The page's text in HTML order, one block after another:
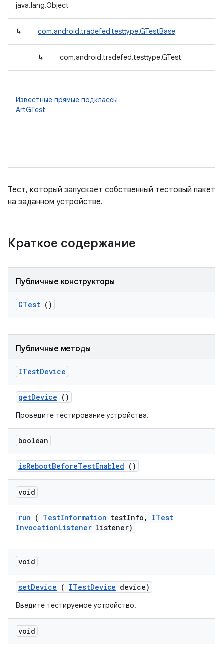
java.lang.Object
↳ com.android.tradefed.testtype.GTestBase
↳ com.android.tradefed.testtype.GTest
Известные прямые подклассы
ArtGTest
Тест, который запускает собственный тестовый пакет
на заданном устройстве.
Краткое содержание
Публичные конструкторы
GTest ()
Публичные методы
ITestDevice
getDevice ()
Проведите тестирование устройства.
boolean
isRebootBeforeTestEnabled ()
void
run ( TestInformation testInfo ,
ITest
InvocationListener listener)
void
setDevice ( ITestDevice device)
Введите тестируемое устройство.
void